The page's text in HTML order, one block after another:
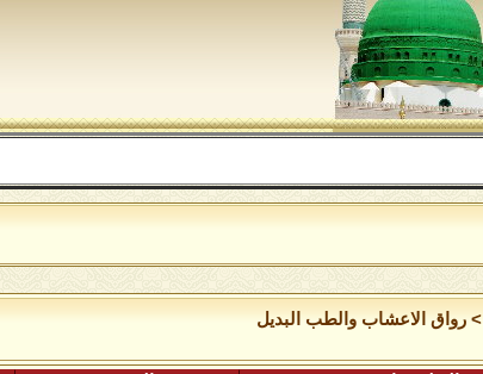
>رواق الاعشاب والطب البديل